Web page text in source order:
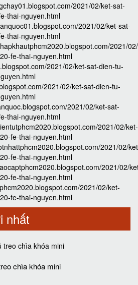
2021/02/ket-sat-
thai-nguyen.html
2021/02/ket-sat-
thai-nguyen.html
2021/
fe-thai-nguyen.html
2021/02/ket-sat-dien-tu-
2021/02/ket-sat-dien-tu-
2021/02/ket-sat-
thai-nguyen.html
2021/02/ket-
fe-thai-nguyen.html
2021/02/
fe-thai-nguyen.html
2021/02/
fe-thai-nguyen.html
2021/02/ket-
fe-thai-nguyen.html
nhất
chìa khóa mini